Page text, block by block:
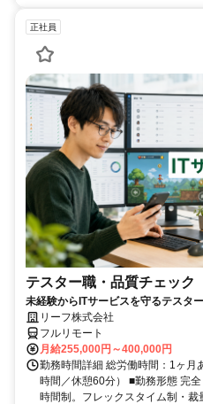
正社員
テスター職・品質チェック
未経験からITサービスを守るテスタ
リーフ株式会社
フルリモート
月給255,000円～400,000円
勤務時間詳細 総労働時間：1ヶ
時間／休憩60分） ■勤務形態 完
時間制。フレックスタイム制・裁